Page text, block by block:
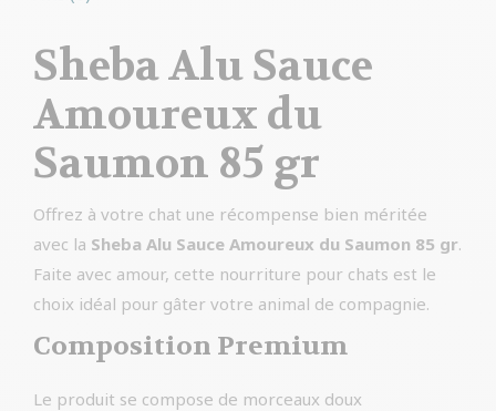
Sheba Alu Sauce
Amoureux du
Saumon 85 gr
Offrez à votre chat une récompense bien méritée
avec la Sheba Alu Sauce Amoureux du Saumon 85 gr.
Faite avec amour, cette nourriture pour chats est le
choix idéal pour gâter votre animal de compagnie.
Composition Premium
Le produit se compose de morceaux doux